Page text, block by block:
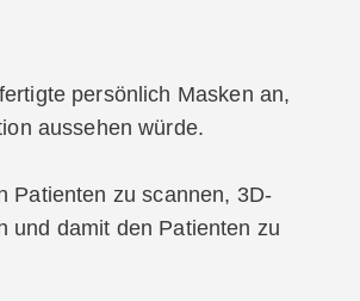
persönlich Masken an,
aussehen würde.
Patienten zu scannen, 3D-
und damit den Patienten zu